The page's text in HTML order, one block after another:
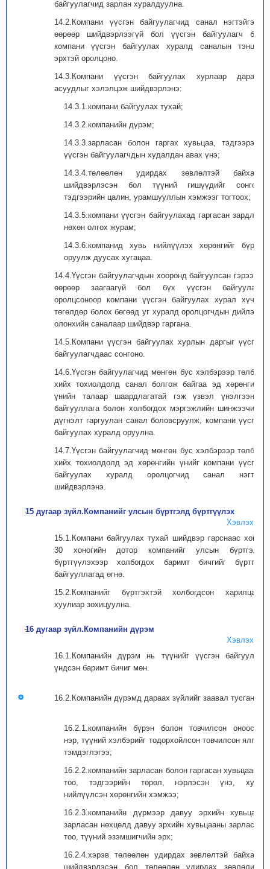
байгуулагчид зарлан хуралдуулна.
14.2.Компани үүсгэн байгуулагчид санал нэгтэйгээр
өөрөөр шийдвэрлээгүй бол үүсгэн байгуулагч бүр
компани үүсгэн байгуулах хуралд саналын тэнцүү
эрхтэй оролцоно.
14.3.Компани үүсгэн байгуулах хурлаар дараах
асуудлыг хэлэлцэж шийдвэрлэнэ:
14.3.1.компани байгуулах тухай;
14.3.2.компанийн дүрэм;
14.3.3.зарласан болон гаргах хувьцаа, тэдгээрээс
үүсгэн байгуулагчдын худалдан авах үнэ;
14.3.4.төлөөлөн удирдах зөвлөлтэй байхаар
шийдвэрлэсэн бол түүний гишүүдийг сонгох,
тэдгээрийн цалин, урамшууллын хэмжээг тогтоох;
14.3.5.компани үүсгэн байгуулахад гаргасан зардлыг
нөхөн олгох журам;
14.3.6.компанид хувь нийлүүлэх хөрөнгийг бүрэн
оруулж дуусах хугацаа.
14.4.Үүсгэн байгуулагчдын хооронд байгуулсан гэрээнд
өөрөөр заагаагүй бол бүх үүсгэн байгуулагч
оролцсоноор компани үүсгэн байгуулах хурал хүчин
төгөлдөр болох бөгөөд уг хуралд оролцогчдын дийлэнх
олонхийн саналаар шийдвэр гаргана.
14.5.Компани үүсгэн байгуулах хурлын даргыг үүсгэн
байгуулагчдаас сонгоно.
14.6.Үүсгэн байгуулагчид мөнгөн бус хэлбэрээр төлбөр
хийх тохиолдолд санал болгож байгаа эд хөрөнгийн
үнийн талаар шаардлагатай гэж үзвэл үнэлгээний
байгууллага болон холбогдох мэргэжлийн шинжээчийн
дүгнэлт гаргуулан санал боловсруулж, компани үүсгэн
байгуулах хуралд оруулна.
14.7.Үүсгэн байгуулагчид мөнгөн бус хэлбэрээр төлбөр
хийх тохиолдолд эд хөрөнгийн үнийг компани үүсгэн
байгуулах хуралд оролцогчид санал нэгтэй
шийдвэрлэнэ.
15 дугаар зүйл.Компанийг улсын бүртгэлд бүртгүүлэх
Хэвлэх
15.1.Компани байгуулах тухай шийдвэр гарснаас хойш
30 хоногийн дотор компанийг улсын бүртгэлд
бүртгүүлэхээр холбогдох баримт бичгийг бүртгэх
байгууллагад өгнө.
15.2.Компанийг бүртгэхтэй холбогдсон харилцааг
хуулиар зохицуулна.
16 дугаар зүйл.Компанийн дүрэм
Хэвлэх
16.1.Компанийн дүрэм нь түүнийг үүсгэн байгуулах
үндсэн баримт бичиг мөн.
16.2.Компанийн дүрэмд дараах зүйлийг заавал тусгана:
16.2.1.компанийн бүрэн болон товчилсон оноосон
нэр, түүний хэлбэрийг тодорхойлсон товчилсон ялгах
тэмдэглэгээ;
16.2.2.компанийн зарласан болон гаргасан хувьцааны
тоо, тэдгээрийн төрөл, нэрлэсэн үнэ, хувь
нийлүүлсэн хөрөнгийн хэмжээ;
16.2.3.компанийн дүрмээр давуу эрхийн хувьцааг
зарласан нөхцөлд давуу эрхийн хувьцааны зарласан
тоо, түүний эзэмшигчийн эрх;
16.2.4.хэрэв төлөөлөн удирдах зөвлөлтэй байхаар
шийдвэрлэсэн бол төлөөлөн удирдах зөвлөлийн